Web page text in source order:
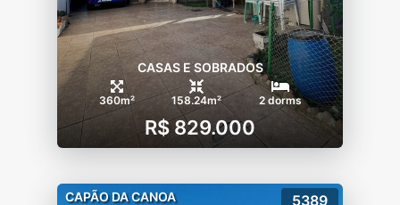
CASAS E SOBRADOS
360m² 158.24m² 2 dorms
R$ 829.000
CAPÃO DA CANOA 5389